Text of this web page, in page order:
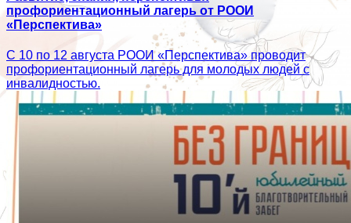
профориентационный лагерь от РООИ
«Перспектива»
С 10 по 12 августа РООИ «Перспектива» проводит
профориентационный лагерь для молодых людей с
инвалидностью.